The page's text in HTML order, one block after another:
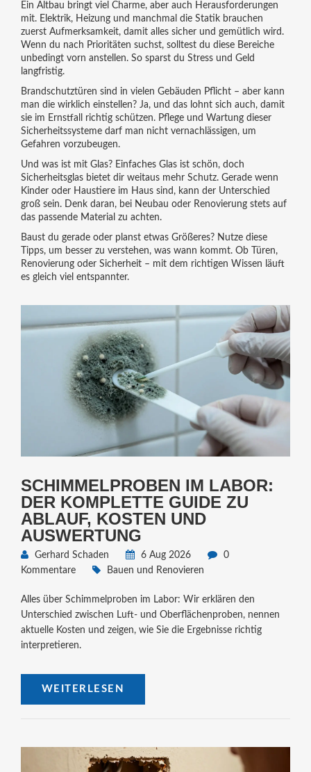
Ein Altbau bringt viel Charme, aber auch Herausforderungen
mit. Elektrik, Heizung und manchmal die Statik brauchen
zuerst Aufmerksamkeit, damit alles sicher und gemütlich wird.
Wenn du nach Prioritäten suchst, solltest du diese Bereiche
unbedingt vorn anstellen. So sparst du Stress und Geld
langfristig.
Brandschutztüren sind in vielen Gebäuden Pflicht – aber kann
man die wirklich einstellen? Ja, und das lohnt sich auch, damit
sie im Ernstfall richtig schützen. Pflege und Wartung dieser
Sicherheitssysteme darf man nicht vernachlässigen, um
Gefahren vorzubeugen.
Und was ist mit Glas? Einfaches Glas ist schön, doch
Sicherheitsglas bietet dir weitaus mehr Schutz. Gerade wenn
Kinder oder Haustiere im Haus sind, kann der Unterschied
groß sein. Denk daran, bei Neubau oder Renovierung stets auf
das passende Material zu achten.
Baust du gerade oder planst etwas Größeres? Nutze diese
Tipps, um besser zu verstehen, was wann kommt. Ob Türen,
Renovierung oder Sicherheit – mit dem richtigen Wissen läuft
es gleich viel entspannter.
SCHIMMELPROBEN IM LABOR:
DER KOMPLETTE GUIDE ZU
ABLAUF, KOSTEN UND
AUSWERTUNG
Gerhard Schaden 6 Aug 2026
0
Kommentare
Bauen und Renovieren
Alles über Schimmelproben im Labor: Wir erklären den
Unterschied zwischen Luft- und Oberflächenproben, nennen
aktuelle Kosten und zeigen, wie Sie die Ergebnisse richtig
interpretieren.
WEITERLESEN